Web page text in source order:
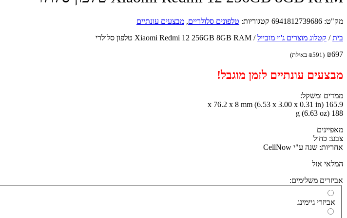
מק"ט: 6941812739686 קטגוריות: טלפונים סלולריים, מבצעים עונתיים
בית/ קטלוג מוצרים ג'וי מובייל/ Xiaomi Redmi 12 256GB 8GB RAM טלפון סלולרי
₪697
(
₪591 באילת)
מבצעים עונתיים לזמן מוגבל!
ממדים ומשקל:
165.9 x 76.2 x 8 mm (6.53 x 3.00 x 0.31 in)
188 g (6.63 oz)
מאפיינים
צבע: כחול
אחריות: שנה ע"י CellNow
המלאי אזל
אביזרים משלימים:
אביזרי גיימינג